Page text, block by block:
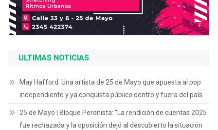
ULTIMAS NOTICIAS
May Hafford: Una artista de 25 de Mayo que apuesta al pop
independiente y ya conquista público dentro y fuera del país
25 de Mayo | Bloque Peronista: “La rendición de cuentas 2025
fue rechazada y la oposición dejó al descubierto la situación